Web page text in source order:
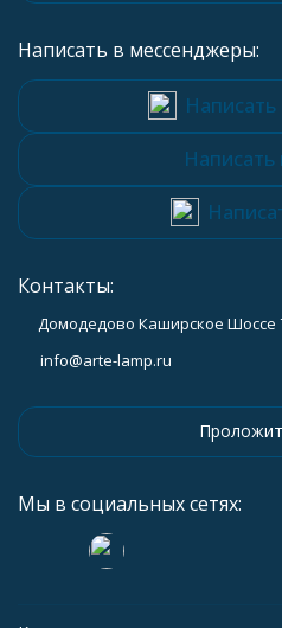
Написать в мессенджеры:
Написать
Написать
Контакты:
Домодедово Каширское Шоссе
info@arte-lamp.ru
Мы в социальных сетях: